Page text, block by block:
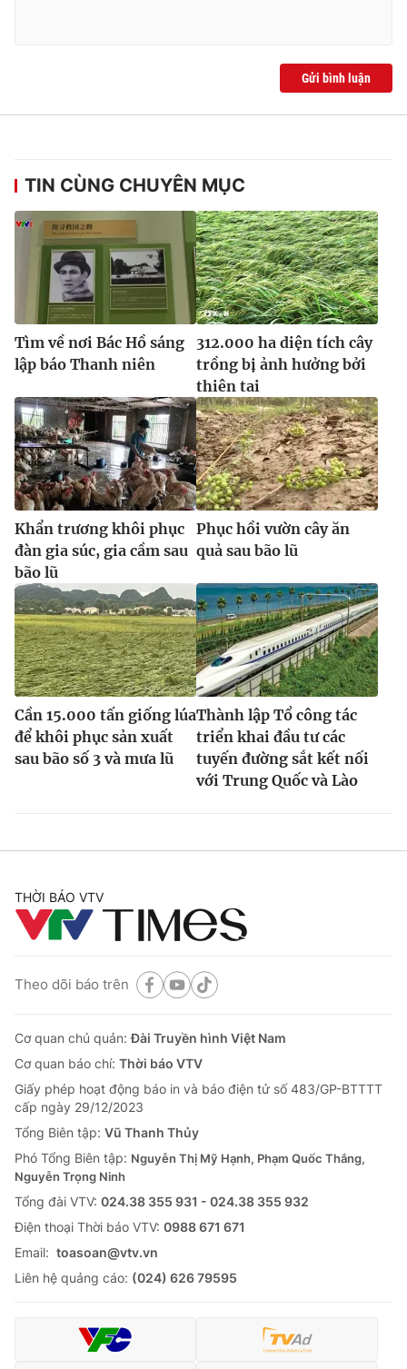
Gửi bình luận
TIN CÙNG CHUYÊN MỤC
Tìm về nơi Bác Hồ sáng
lập báo Thanh niên
312.000 ha diện tích cây
trồng bị ảnh hưởng bởi
thiên tai
Khẩn trương khôi phục
đàn gia súc, gia cầm sau
bão lũ
Phục hồi vườn cây ăn
quả sau bão lũ
Cần 15.000 tấn giống lúa
để khôi phục sản xuất
sau bão số 3 và mưa lũ
Thành lập Tổ công tác
triển khai đầu tư các
tuyến đường sắt kết nối
với Trung Quốc và Lào
THỜI BÁO VTV
Theo dõi báo trên
Cơ quan chủ quản:Đài Truyền hình Việt Nam
Cơ quan báo chí: Thời báo VTV
Giấy phép hoạt động báo in và báo điện tử số 483/GP-BTTTT
cấp ngày 29/12/2023
Tổng Biên tập: Vũ Thanh Thủy
Phó Tổng Biên tập: Nguyễn Thị Mỹ Hạnh, Phạm Quốc Thắng,
Nguyễn Trọng Ninh
Tổng đài VTV: 024.38 355 931 - 024.38 355 932
Ðiện thoại Thời báo VTV: 0988 671 671
Email: toasoan@vtv.vn
Liên hệ quảng cáo: (024) 626 79595